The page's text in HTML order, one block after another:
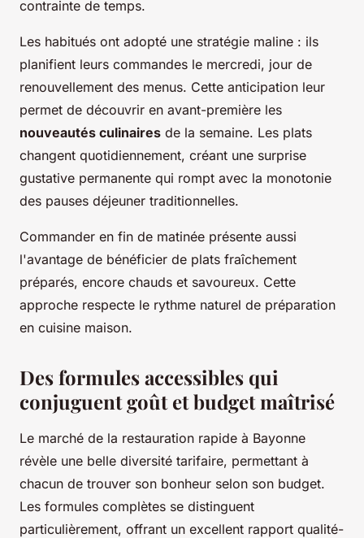
contrainte de temps.
Les habitués ont adopté une stratégie maline : ils
planifient leurs commandes le mercredi, jour de
renouvellement des menus. Cette anticipation leur
permet de découvrir en avant-première les
nouveautés culinaires de la semaine. Les plats
changent quotidiennement, créant une surprise
gustative permanente qui rompt avec la monotonie
des pauses déjeuner traditionnelles.
Commander en fin de matinée présente aussi
l'avantage de bénéficier de plats fraîchement
préparés, encore chauds et savoureux. Cette
approche respecte le rythme naturel de préparation
en cuisine maison.
Des formules accessibles qui
conjuguent goût et budget maîtrisé
Le marché de la restauration rapide à Bayonne
révèle une belle diversité tarifaire, permettant à
chacun de trouver son bonheur selon son budget.
Les formules complètes se distinguent
particulièrement, offrant un excellent rapport qualité-